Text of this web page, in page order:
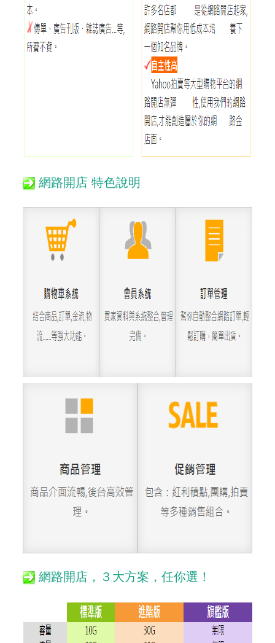
網路開店 特色說明
網路開店，３大方案，任你選！